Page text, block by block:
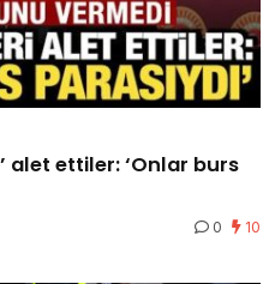
alet ettiler: ‘Onlar burs
0 10